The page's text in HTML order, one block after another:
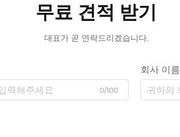
무료 견적 받기
대표가 곧 연락드리겠습니다.
0/100
회사 이름